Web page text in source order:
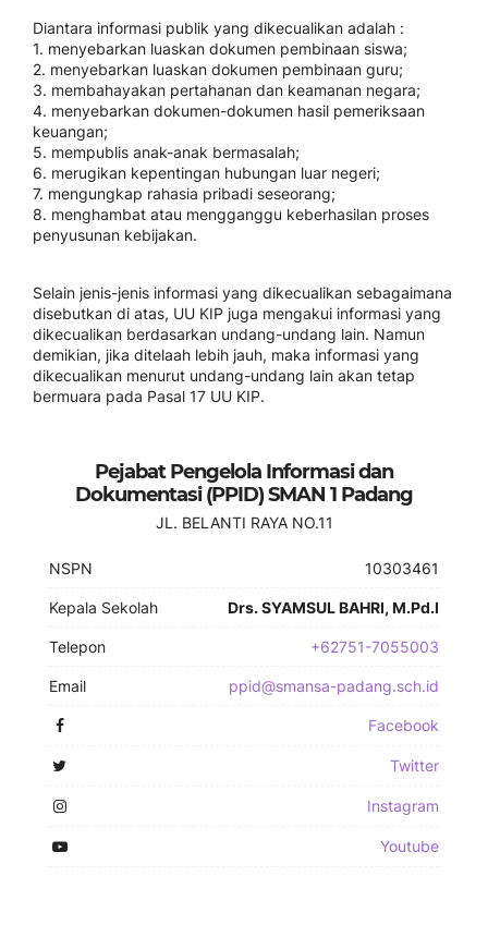
Diantara informasi publik yang dikecualikan adalah :
1. menyebarkan luaskan dokumen pembinaan siswa;
2. menyebarkan luaskan dokumen pembinaan guru;
3. membahayakan pertahanan dan keamanan negara;
4. menyebarkan dokumen-dokumen hasil pemeriksaan
keuangan;
5. mempublis anak-anak bermasalah;
6. merugikan kepentingan hubungan luar negeri;
7. mengungkap rahasia pribadi seseorang;
8. menghambat atau mengganggu keberhasilan proses
penyusunan kebijakan.
Selain jenis-jenis informasi yang dikecualikan sebagaimana
disebutkan di atas, UU KIP juga mengakui informasi yang
dikecualikan berdasarkan undang-undang lain. Namun
demikian, jika ditelaah lebih jauh, maka informasi yang
dikecualikan menurut undang-undang lain akan tetap
bermuara pada Pasal 17 UU KIP.
Pejabat Pengelola Informasi dan
Dokumentasi (PPID) SMAN 1 Padang
JL. BELANTI RAYA NO.11
NSPN 10303461
Kepala Sekolah Drs. SYAMSUL BAHRI, M.Pd.I
Telepon +62751-7055003
Email ppid@smansa-padang.sch.id
Facebook
Twitter
Instagram
Youtube